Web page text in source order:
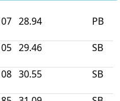
07 28.94 PB
05 29.46 SB
08 30.55 SB